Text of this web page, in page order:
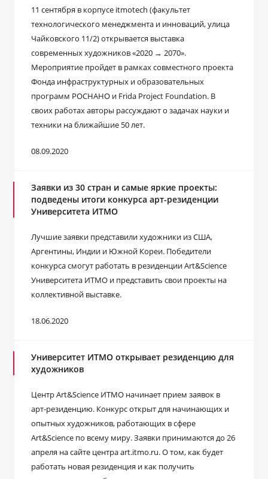
11 сентября в корпусе itmotech (факультет
технологического менеджмента и инноваций, улица
Чайковского 11/2) открывается выставка
современных художников «2020 → 2070».
Мероприятие пройдет в рамках совместного проекта
Фонда инфраструктурных и образовательных
программ РОСНАНО и Frida Project Foundation. В
своих работах авторы рассуждают о задачах науки и
техники на ближайшие 50 лет.
08.09.2020
Заявки из 30 стран и самые яркие проекты:
подведены итоги конкурса арт-резиденции
Университета ИТМО
Лучшие заявки представили художники из США,
Аргентины, Индии и Южной Кореи. Победители
конкурса смогут работать в резиденции Art&Science
Университета ИТМО и представить свои проекты на
коллективной выставке.
18.06.2020
Университет ИТМО открывает резиденцию для
художников
Центр Art&Science ИТМО начинает прием заявок в
арт-резиденцию. Конкурс открыт для начинающих и
опытных художников, работающих в сфере
Art&Science по всему миру. Заявки принимаются до 26
апреля на сайте центра art.itmo.ru. О том, как будет
работать новая резиденция и как получить